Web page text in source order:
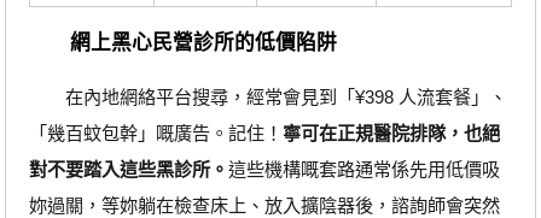
網上黑心民營診所的低價陷阱
在內地網絡平台搜尋，經常會見到「¥398 人流套餐」、
「幾百蚊包幹」嘅廣告。記住！ 寧可在正規醫院排隊，也絕
對不要踏入這些黑診所。 這些機構嘅套路通常係先用低價吸
妳過關，等妳躺在檢查床上、放入擴陰器後，諮詢師會突然